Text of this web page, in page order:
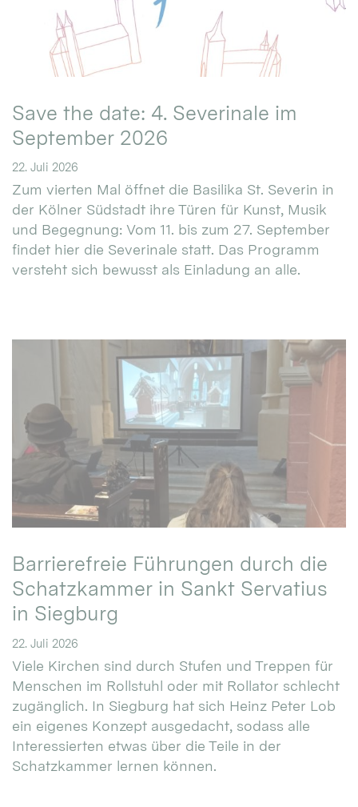
Save the date: 4. Severinale im
September 2026
22. Juli 2026
Zum vierten Mal öffnet die Basilika St. Severin in
der Kölner Südstadt ihre Türen für Kunst, Musik
und Begegnung: Vom 11. bis zum 27. September
findet hier die Severinale statt. Das Programm
versteht sich bewusst als Einladung an alle.
Barrierefreie Führungen durch die
Schatzkammer in Sankt Servatius
in Siegburg
22. Juli 2026
Viele Kirchen sind durch Stufen und Treppen für
Menschen im Rollstuhl oder mit Rollator schlecht
zugänglich. In Siegburg hat sich Heinz Peter Lob
ein eigenes Konzept ausgedacht, sodass alle
Interessierten etwas über die Teile in der
Schatzkammer lernen können.